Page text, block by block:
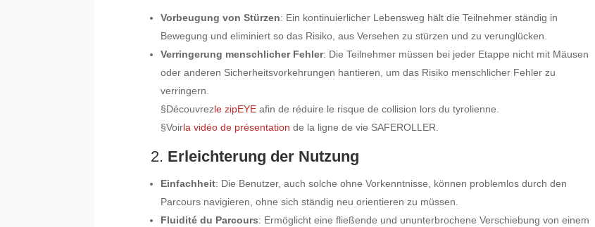
Vorbeugung von Stürzen: Ein kontinuierlicher Lebensweg hält die Teilnehmer ständig in
Bewegung und eliminiert so das Risiko, aus Versehen zu stürzen und zu verunglücken.
Verringerung menschlicher Fehler: Die Teilnehmer müssen bei jeder Etappe nicht mit Mäusen
oder anderen Sicherheitsvorkehrungen hantieren, um das Risiko menschlicher Fehler zu
verringern.
§Découvrezle zipEYE afin de réduire le risque de collision lors du tyrolienne.
§Voirla vidéo de présentation de la ligne de vie SAFEROLLER.
2. Erleichterung der Nutzung
Einfachheit: Die Benutzer, auch solche ohne Vorkenntnisse, können problemlos durch den
Parcours navigieren, ohne sich ständig neu orientieren zu müssen.
Fluidité du Parcours: Ermöglicht eine fließende und ununterbrochene Verschiebung von einem